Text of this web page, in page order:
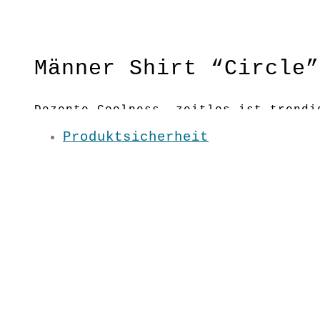
Männer Shirt “Circle”
Dezente Coolness, zeitlos ist
Fließender SchnittMaterial:100 % BW
Produktsicherheit